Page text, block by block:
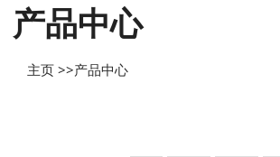
产品中心
主页 >>产品中心